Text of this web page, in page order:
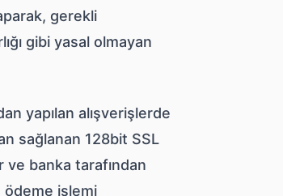
gerekli
gibi yasal olmayan
yapılan alışverişlerde
sağlanan 128bit SSL
ve banka tarafından
ödeme işlemi